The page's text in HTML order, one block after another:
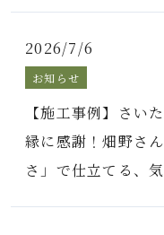
2026/7/6
お知らせ
【施工事例】さい
縁に感謝！畑野さ
さ」で仕立てる、